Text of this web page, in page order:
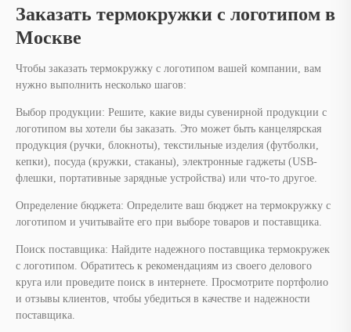
логотипом вы хотели бы заказать. Это может быть канцелярская
продукция (ручки, блокноты), текстильные изделия (футболки,
флешки, портативные зарядные устройства) или что-то другое.
Определение бюджета: Определите ваш бюджет на термокружку с
логотипом и учитывайте его при выборе товаров и поставщика.
Поиск поставщика: Найдите надежного поставщика термокружек
с логотипом. Обратитесь к рекомендациям из своего делового
круга или проведите поиск в интернете. Просмотрите портфолио
и отзывы клиентов, чтобы убедиться в качестве и надежности
поставщика.
Выбор дизайна: Разработайте дизайн с логотипом вашей
компании для термокружек с логотипом. Убедитесь, что дизайн
соответствует вашему бренду и легко читается на выбранной
продукции.
Размещение заказа: Свяжитесь с выбранным поставщиком и
обсудите детали заказа, включая выбор продукции, дизайн